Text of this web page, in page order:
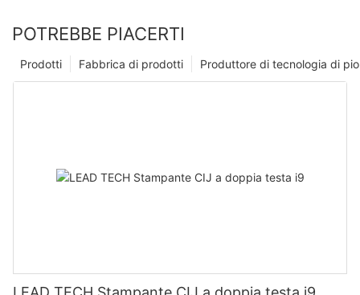
POTREBBE PIACERTI
Produttore di tecnologia di
Fabbrica di prodotti
Prodotti